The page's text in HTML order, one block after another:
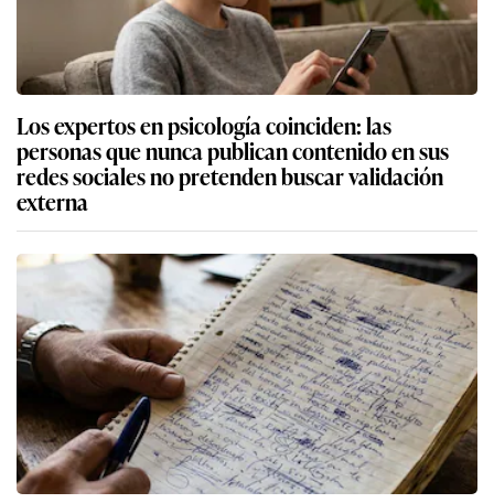
Los expertos en psicología coinciden: las
personas que nunca publican contenido en sus
redes sociales no pretenden buscar validación
externa